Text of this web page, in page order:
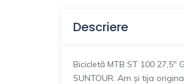
Descriere
Bicicletă MTB ST 100
SUNTOUR. Am și tija